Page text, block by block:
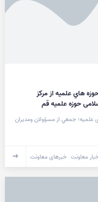
هاي علميه از مرکز
حوزه علميه قم
جمعي از مسؤولان ومديران
معاونت خبرهای معاونت